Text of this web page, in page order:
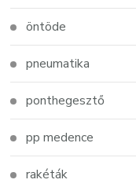
öntöde
pneumatika
ponthegesztő
pp medence
rakéták